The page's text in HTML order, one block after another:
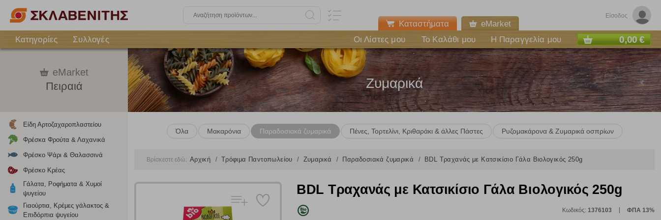
Είσοδος
Καταστήματα
eMarket
Κατηγορίες
Συλλογές Οι Λίστες μου Το Καλάθι μου Η Παραγγελία μου 0,00 €
eMarket
Πειραιά
Είδη Αρτοζαχαροπλαστείου
Φρέσκα Φρούτα & Λαχανικά
Φρέσκο Ψάρι & Θαλασσινά
Φρέσκο Κρέας
Γάλατα, Ροφήματα & Χυμοί
ψυγείου
Γιαούρτια, Κρέμες γάλακτος &
Επιδόρπια ψυγείου
Ζυμαρικά
Όλα Μακαρόνια Παραδοσιακά ζυμαρικά Πένες, Τορτελίνι, Κριθαράκι & άλλες Πάστες Ρυζομακάρονα & Ζυμαρικά οσπρίων
Βρίσκεστε εδώ: Αρχική Τρόφιμα Παντοπωλείου Ζυμαρικά Παραδοσιακά ζυμαρικά BDL Τραχανάς με Κατσικίσιο Γάλα Βιολογικός 250g
BDL Τραχανάς με Κατσικίσιο Γάλα Βιολογικός 250g
Κωδικός: 1376103 ΦΠΑ 13%